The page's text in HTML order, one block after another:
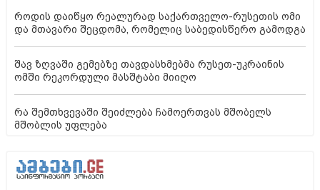
როდის დაიწყო რეალურად საქართველო-რუსეთის ომი
და მთავარი შეცდომა, რომელიც საბედისწერო გამოდგა
შავ ზღვაში გემებზე თავდასხმებმა რუსეთ-უკრაინის
ომში რეკორდული მასშტაბი მიიღო
რა შემთხვევაში შეიძლება ჩამოერთვას მშობელს
მშობლის უფლება